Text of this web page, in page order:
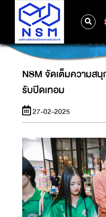
NSM จัดเต็มความส
รับ
NSM จัดเต็มความส
รับปิดเทอม
27-02-2025